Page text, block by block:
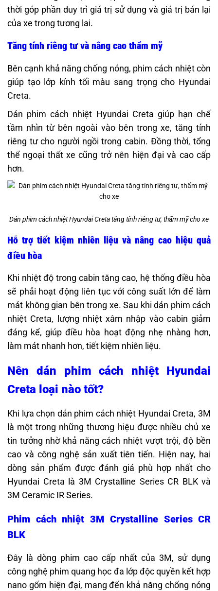
thời góp phần duy trì giá trị sử dụng và giá trị bán lại
của xe trong tương lai.
Tăng tính riêng tư và nâng cao thẩm mỹ
Bên cạnh khả năng chống nóng, phim cách nhiệt còn
giúp tạo lớp kính tối màu sang trọng cho Hyundai
Creta.
Dán phim cách nhiệt Hyundai Creta giúp hạn chế
tầm nhìn từ bên ngoài vào bên trong xe, tăng tính
riêng tư cho người ngồi trong cabin. Đồng thời, tổng
thể ngoại thất xe cũng trở nên hiện đại và cao cấp
hơn.
Dán phim cách nhiệt Hyundai Creta tăng tính riêng tư, thẩm mỹ cho xe
Hỗ trợ tiết kiệm nhiên liệu và nâng cao hiệu quả
điều hòa
Khi nhiệt độ trong cabin tăng cao, hệ thống điều hòa
sẽ phải hoạt động liên tục với công suất lớn để làm
mát không gian bên trong xe. Sau khi dán phim cách
nhiệt Creta, lượng nhiệt xâm nhập vào cabin giảm
đáng kể, giúp điều hòa hoạt động nhẹ nhàng hơn,
làm mát nhanh hơn, tiết kiệm nhiên liệu.
Nên dán phim cách nhiệt Hyundai
Creta loại nào tốt?
Khi lựa chọn dán phim cách nhiệt Hyundai Creta, 3M
là một trong những thương hiệu được nhiều chủ xe
tin tưởng nhờ khả năng cách nhiệt vượt trội, độ bền
cao và công nghệ sản xuất tiên tiến. Hiện nay, hai
dòng sản phẩm được đánh giá phù hợp nhất cho
Hyundai Creta là 3M Crystalline Series CR BLK và
3M Ceramic IR Series.
Phim cách nhiệt 3M Crystalline Series CR
BLK
Đây là dòng phim cao cấp nhất của 3M, sử dụng
công nghệ phim quang học đa lớp độc quyền kết hợp
nano gốm hiện đại, mang đến khả năng chống nóng